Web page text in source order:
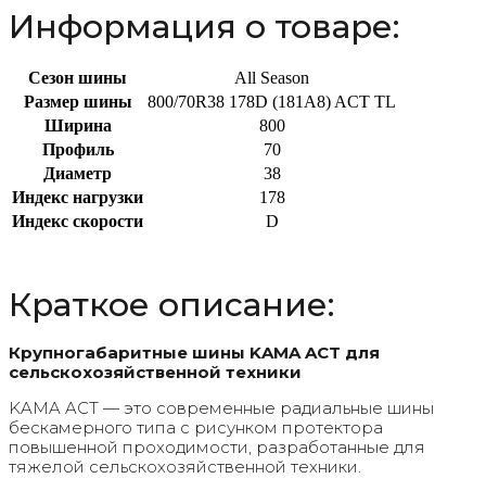
Информация о товаре:
Сезон шины
All Season
Размер шины
800/70R38 178D (181A8) ACT TL
Ширина
800
Профиль
70
Диаметр
38
Индекс нагрузки
178
Индекс скорости
D
Краткое описание:
Крупногабаритные шины KAMA ACT для
сельскохозяйственной техники
KAMA ACT — это современные радиальные шины
бескамерного типа с рисунком протектора
повышенной проходимости, разработанные для
тяжелой сельскохозяйственной техники.